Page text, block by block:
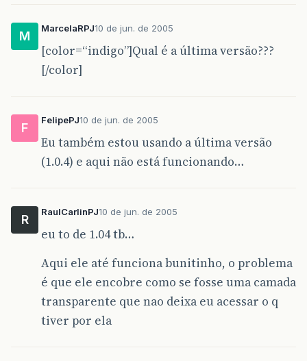
M
MarcelaRPJ10 de jun. de 2005
[color=“indigo”]Qual é a última versão???
[/color]
F
FelipePJ10 de jun. de 2005
Eu também estou usando a última versão
(1.0.4) e aqui não está funcionando…
R
RaulCarlinPJ10 de jun. de 2005
eu to de 1.04 tb…
Aqui ele até funciona bunitinho, o problema
é que ele encobre como se fosse uma camada
transparente que nao deixa eu acessar o q
tiver por ela